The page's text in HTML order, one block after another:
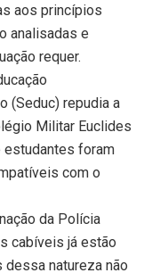
aos princípios
analisadas e
requer.
(Seduc) repudia a
Militar Euclides
estudantes foram
com o
da Polícia
cabíveis já estão
natureza não